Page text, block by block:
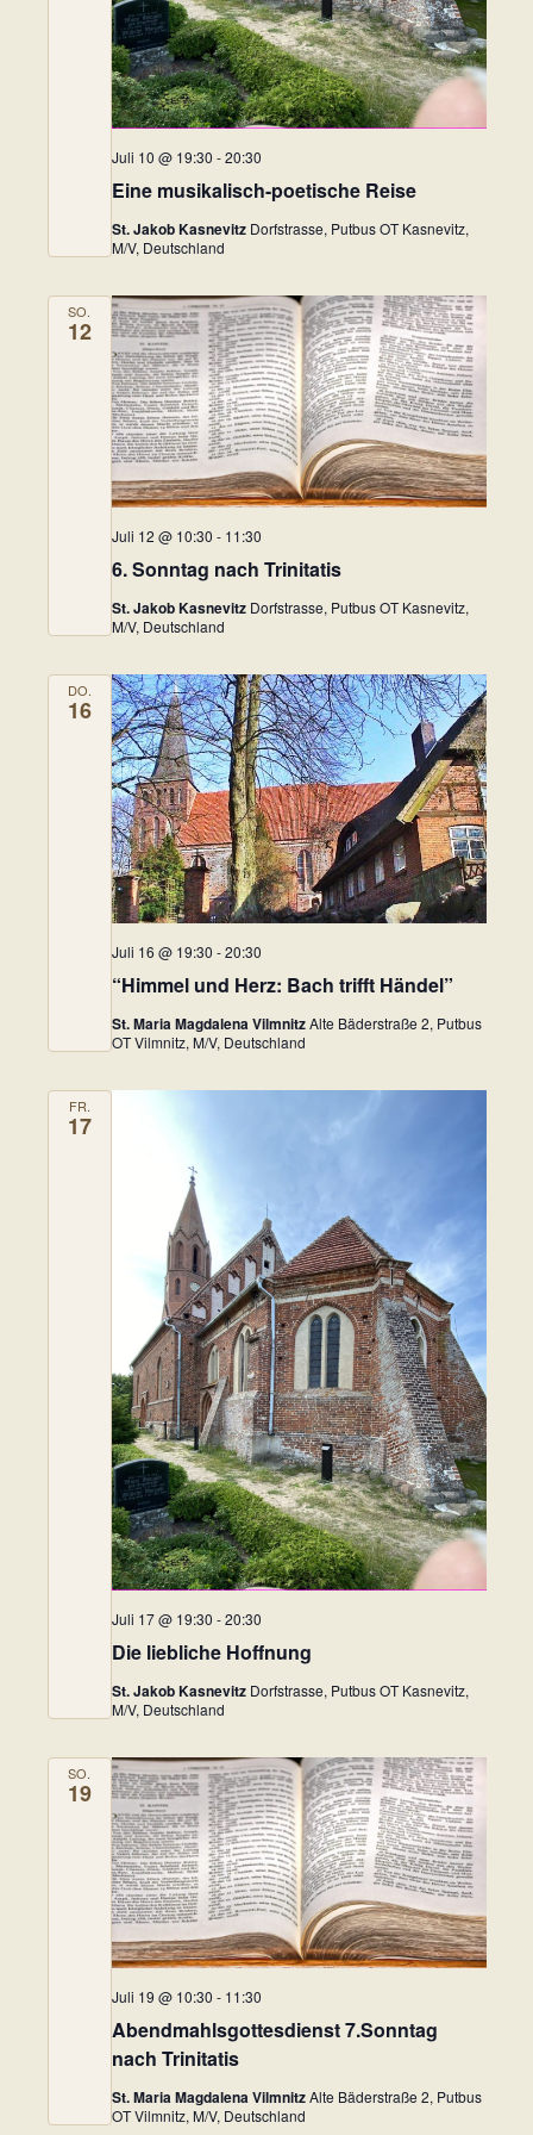
Eine musikalisch-poetische Reise
Juli 10 @ 19:30 -20:30
St. Jakob Kasnevitz Dorfstrasse, Putbus OT Kasnevitz,
M/V, Deutschland
SO.
12
6. Sonntag nach Trinitatis
Juli 12 @ 10:30 - 11:30
St. Jakob Kasnevitz Dorfstrasse, Putbus OT Kasnevitz,
M/V, Deutschland
DO.
16
“Himmel und Herz: Bach trifft Händel”
Juli 16 @ 19:30 -20:30
St. Maria Magdalena VilmnitzAlte Bäderstraße 2, Putbus
OT Vilmnitz, M/V, Deutschland
FR.
17
Die liebliche Hoffnung
Juli 17 @ 19:30 -20:30
St. Jakob Kasnevitz Dorfstrasse, Putbus OT Kasnevitz,
M/V, Deutschland
SO.
19
Abendmahlsgottesdienst 7.Sonntag
nach Trinitatis
Juli 19 @ 10:30 - 11:30
St. Maria Magdalena VilmnitzAlte Bäderstraße 2, Putbus
OT Vilmnitz, M/V, Deutschland